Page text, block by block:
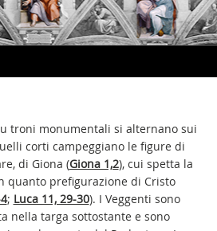
troni monumentali si alternano sui
corti campeggiano le figure di
di Giona (Giona 1,2), cui spetta la
quanto prefigurazione di Cristo
; Luca 11, 29-30). I Veggenti sono
nella targa sottostante e sono